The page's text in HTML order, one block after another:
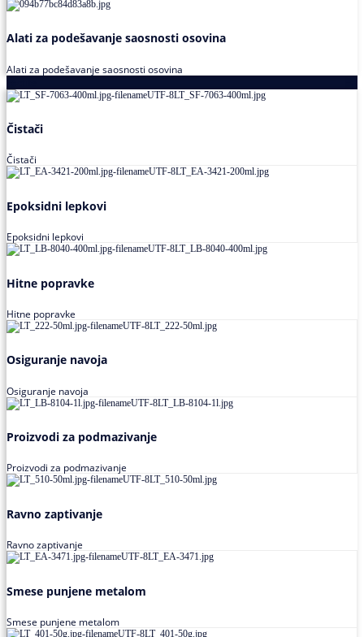
Alati za podešavanje saosnosti osovina
Alati za podešavanje saosnosti osovina
Čistači
Čistači
Epoksidni lepkovi
Epoksidni lepkovi
Hitne popravke
Hitne popravke
Osiguranje navoja
Osiguranje navoja
Proizvodi za podmazivanje
Proizvodi za podmazivanje
Ravno zaptivanje
Ravno zaptivanje
Smese punjene metalom
Smese punjene metalom